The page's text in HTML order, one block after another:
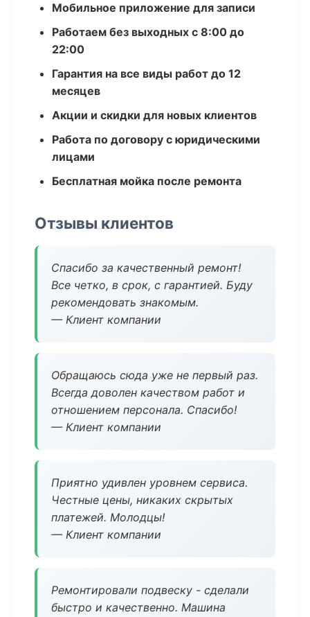
Мобильное приложение для записи
Работаем без выходных с 8:00 до
22:00
Гарантия на все виды работ до 12
месяцев
Акции и скидки для новых клиентов
Работа по договору с юридическими
лицами
Бесплатная мойка после ремонта
Отзывы клиентов
Спасибо за качественный ремонт!
Все четко, в срок, с гарантией. Буду
рекомендовать знакомым.
— Клиент компании
Обращаюсь сюда уже не первый раз.
Всегда доволен качеством работ и
отношением персонала. Спасибо!
— Клиент компании
Приятно удивлен уровнем сервиса.
Честные цены, никаких скрытых
платежей. Молодцы!
— Клиент компании
Ремонтировали подвеску - сделали
быстро и качественно. Машина